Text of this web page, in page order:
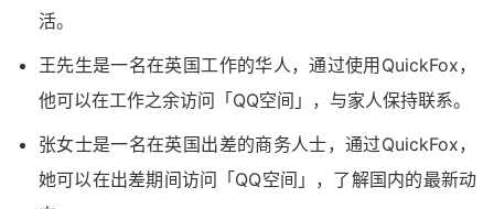
活。
王先生是一名在英国工作的华人，通过使用QuickFox，
他可以在工作之余访问「QQ空间」，与家人保持联系。
张女士是一名在英国出差的商务人士，通过QuickFox，
她可以在出差期间访问「QQ空间」，了解国内的最新动